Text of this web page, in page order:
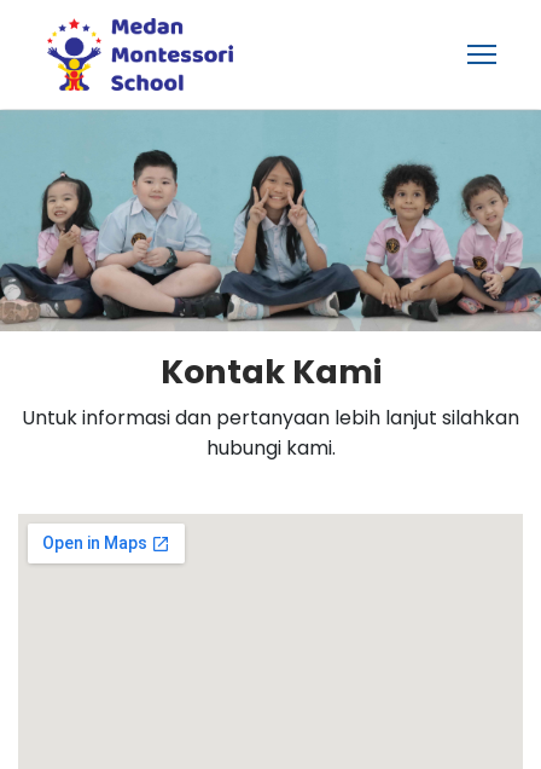
Kontak Kami
Untuk informasi dan pertanyaan lebih lanjut silahkan
hubungi kami.